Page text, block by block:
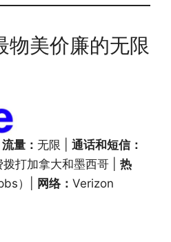
物美价廉的无限
流量： 无限 | 通话和短信：
打加拿大和墨西哥 | 热
）| 网络： Verizon